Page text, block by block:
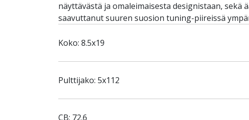
näyttävästä ja omaleimaisesta designistaan,
saavuttanut suuren suosion tuning-piireissä
Koko: 8.5x19
Pulttijako: 5x112
CB: 72.6